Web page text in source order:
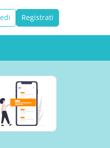
Registrati